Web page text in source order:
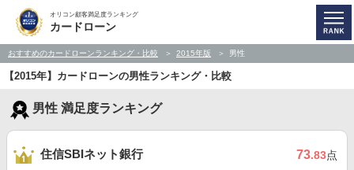
オリコン顧客満足度ランキング
カードローン
おすすめのカードローンランキング・比較 2015年版 男性
【2015年】カードローンの男性ランキング・比較
男性 満足度ランキング
住信SBIネット銀行 73.83点